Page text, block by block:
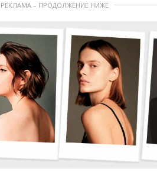
РЕКЛАМА – ПРОДОЛЖЕНИЕ НИЖЕ